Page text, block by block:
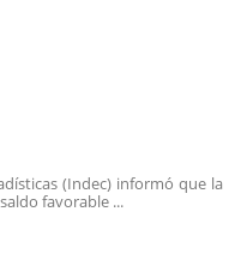
(Indec) informó que la
favorable ...